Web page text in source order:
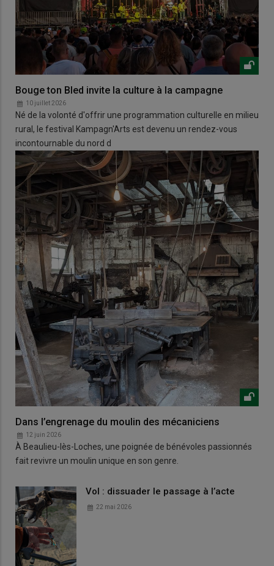
Bouge ton Bled invite la culture à la campagne
10 juillet 2026
Né de la volonté d'offrir une programmation culturelle en milieu
rural, le festival Kampagn'Arts est devenu un rendez-vous
incontournable du nord d
Dans l’engrenage du moulin des mécaniciens
12 juin 2026
À Beaulieu-lès-Loches, une poignée de bénévoles passionnés
fait revivre un moulin unique en son genre.
Vol : dissuader le passage à l’acte
22 mai 2026